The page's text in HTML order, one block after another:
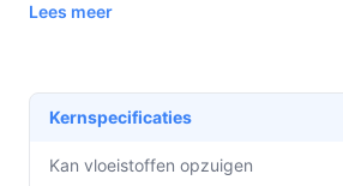
verschillende praktische voordelen:
stofzuigerzakken, waardoor u
eenvoudig het reservoir kunt
Langdurige accu: Tot 50
Lees meer
Kernspecificaties
Kan vloeistoffen opzuigen